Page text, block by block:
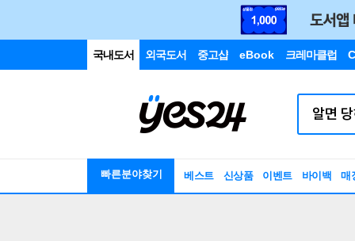
국내도서 외국도서 중고샵 eBook 크레마클럽
빠른분야찾기 베스트 신상품 이벤트 바이백 매